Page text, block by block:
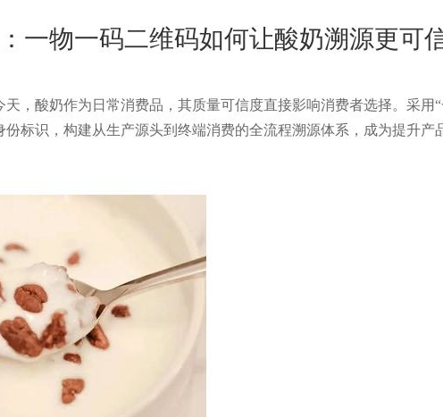
一物一码二维码如何让酸奶溯源更可
，酸奶作为日常消费品，其质量可信度直接影响消费者选择。采用
份标识，构建从生产源头到终端消费的全流程溯源体系，成为提升产